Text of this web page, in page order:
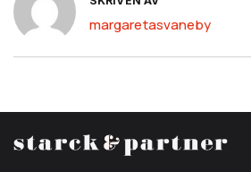
margaretasvaneby